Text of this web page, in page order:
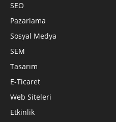
SEO
Pazarlama
Sosyal Medya
SEM
Tasarım
E-Ticaret
Web Siteleri
Etkinlik